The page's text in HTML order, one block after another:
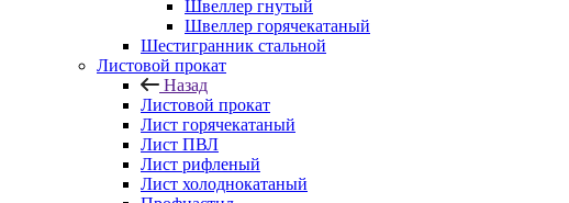
Швеллер гнутый
Швеллер горячекатаный
Шестигранник стальной
Листовой прокат
Назад
Листовой прокат
Лист горячекатаный
Лист ПВЛ
Лист рифленый
Лист холоднокатаный